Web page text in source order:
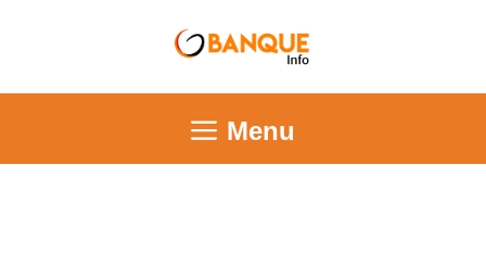
Menu